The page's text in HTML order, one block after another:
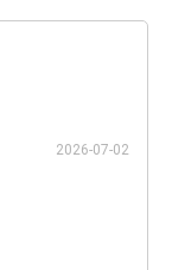
2026-07-02